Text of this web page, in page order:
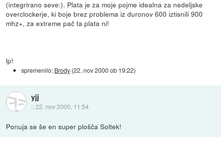
(integrirano seve:). Plata je za moje pojme idealna za nedeljske
overclockerje, ki boje brez problema iz duronov 600 iztisnili 900
mhz+, za extreme pač ta plata ni!
lp!
spremenilo: Brody (22. nov 2000 ob 19:22)
yjj
::22. nov 2000, 11:54
Ponuja se še en super plošča Soltek!